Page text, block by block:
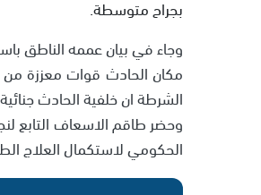
بجراح متوسطة.
وجاء في بيان عممه الناطق
مكان الحادث قوات معززة
الشرطة ان خلفية الحادث
وحضر طاقم الاسعاف التابع
الحكومي لاستكمال العلاج